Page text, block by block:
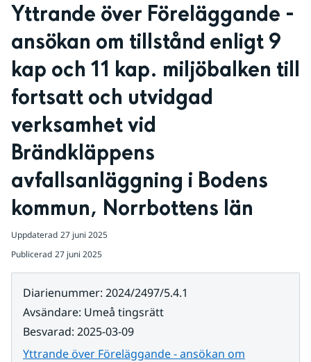
Yttrande över Föreläggande -
ansökan om tillstånd enligt 9
kap och 11 kap. miljöbalken till
fortsatt och utvidgad
verksamhet vid
Brändkläppens
avfallsanläggning i Bodens
kommun, Norrbottens län
Uppdaterad 27 juni 2025
Publicerad 27 juni 2025
Diarienummer: 2024/2497/5.4.1
Avsändare: Umeå tingsrätt
Besvarad: 2025-03-09
Yttrande över Föreläggande - ansökan om